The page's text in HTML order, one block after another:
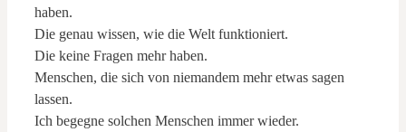
haben.
Die genau wissen, wie die Welt funktioniert.
Die keine Fragen mehr haben.
Menschen, die sich von niemandem mehr etwas sagen
lassen.
Ich begegne solchen Menschen immer wieder.